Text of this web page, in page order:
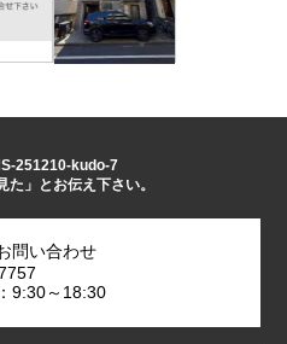
251210-kudo-7
た」とお伝え下さい。
問い合わせ
9:30～18:30